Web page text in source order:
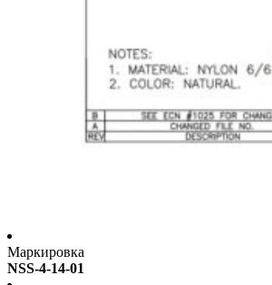
Маркировка
NSS-4-14-01